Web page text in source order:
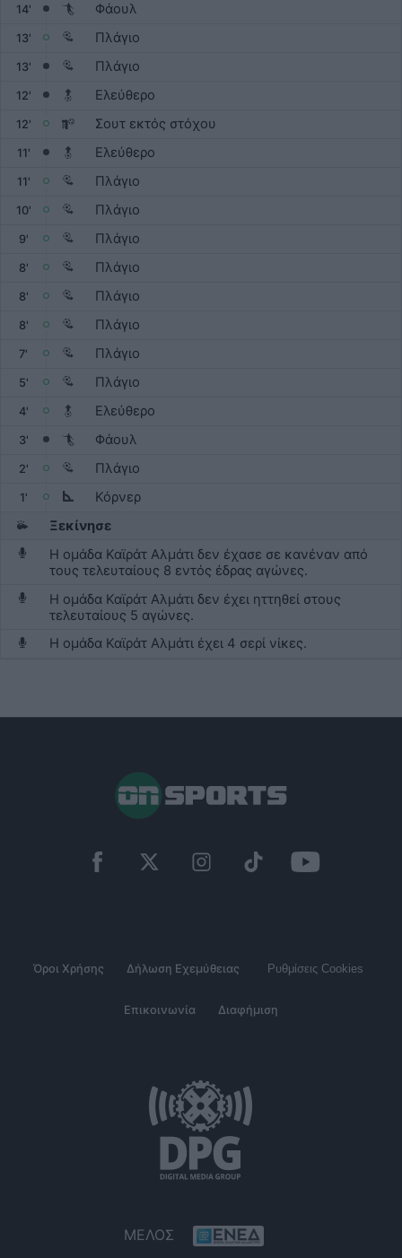
14' Φάουλ
13' Πλάγιο
13' Πλάγιο
12' Ελεύθερο
12' Σουτ εκτός στόχου
11' Ελεύθερο
11' Πλάγιο
10' Πλάγιο
9' Πλάγιο
8' Πλάγιο
8' Πλάγιο
8' Πλάγιο
7' Πλάγιο
5' Πλάγιο
4' Ελεύθερο
3' Φάουλ
2' Πλάγιο
1'
Κόρνερ
Ξεκίνησε
Η ομάδα Καϊράτ Αλμάτι δεν έχασε σε κανέναν από
τους τελευταίους 8 εντός έδρας αγώνες.
Η ομάδα Καϊράτ Αλμάτι δεν έχει ηττηθεί στους
τελευταίους 5 αγώνες.
Η ομάδα Καϊράτ Αλμάτι έχει 4 σερί νίκες.
Όροι Χρήσης Δήλωση Εχεμύθειας Ρυθμίσεις Cookies
Επικοινωνία Διαφήμιση
ΜΕΛΟΣ